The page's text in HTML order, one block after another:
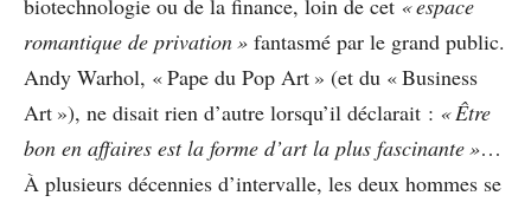
romantique de privation » fantasmé par le grand public.
Andy Warhol, « Pape du Pop Art » (et du « Business
Art »), ne disait rien d’autre lorsqu’il déclarait : « Être
bon en affaires est la forme d’art la plus fascinante »…
À plusieurs décennies d’intervalle, les deux hommes se